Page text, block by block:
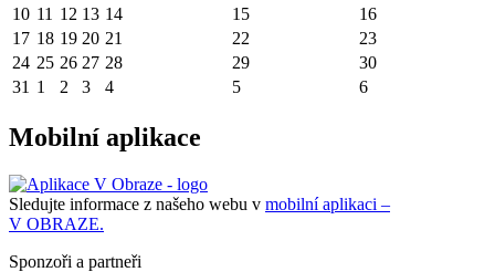
10 11 12 13 14 15
16
17 18 19 20 21 22
23
24 25 26 27 28 29
30
31 1 2 3 4 5 6
Mobilní aplikace
Sledujte informace z našeho webu v mobilní aplikaci –
V OBRAZE.
Sponzoři a partneři